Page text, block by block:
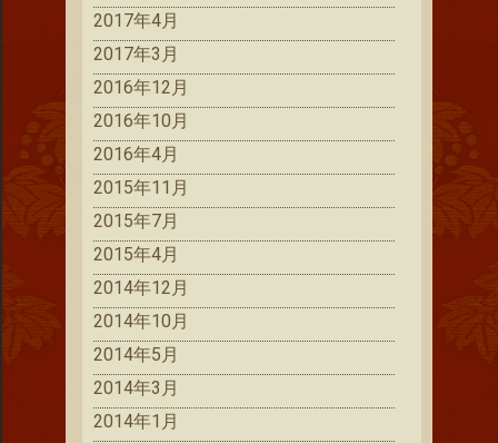
2017年4月
2017年3月
2016年12月
2016年10月
2016年4月
2015年11月
2015年7月
2015年4月
2014年12月
2014年10月
2014年5月
2014年3月
2014年1月